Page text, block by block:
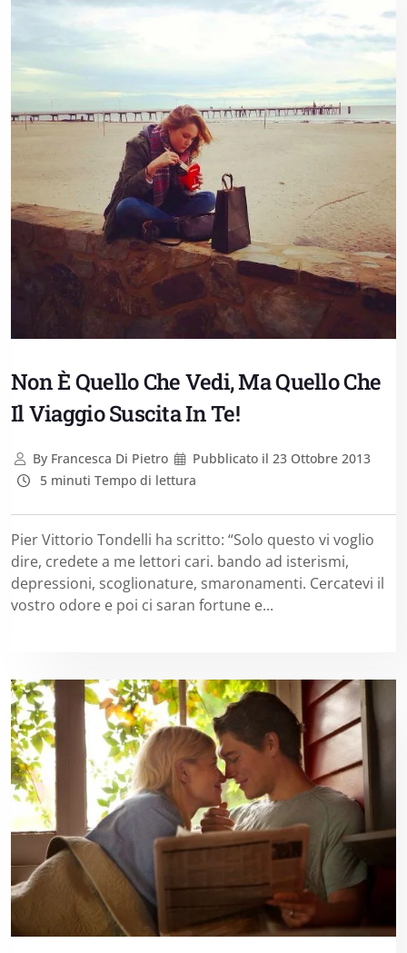
Non È Quello Che Vedi, Ma Quello Che
Il Viaggio Suscita In Te!
ByFrancesca Di Pietro Pubblicato il 23 Ottobre 2013
5 minuti Tempo di lettura
Pier Vittorio Tondelli ha scritto: “Solo questo vi voglio
dire, credete a me lettori cari. bando ad isterismi,
depressioni, scoglionature, smaronamenti. Cercatevi il
vostro odore e poi ci saran fortune e...